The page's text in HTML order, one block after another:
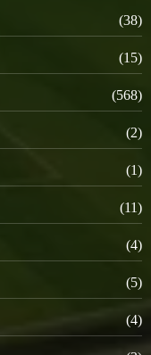
(38)
(15)
(568)
(2)
(1)
(11)
(4)
(5)
(4)